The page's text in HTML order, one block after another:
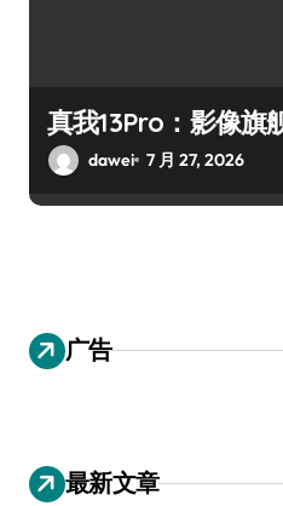
真我13Pro：影像旗
dawei 7 月 27, 2026
广告
最新文章